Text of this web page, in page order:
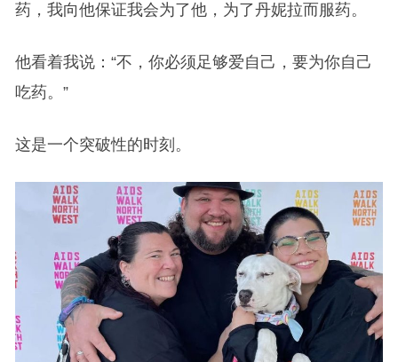
药，我向他保证我会为了他，为了丹妮拉而服药。
他看着我说：“不，你必须足够爱自己，要为你自己
吃药。”
这是一个突破性的时刻。